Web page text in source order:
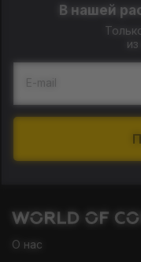
В нашей
E-mail
О нас